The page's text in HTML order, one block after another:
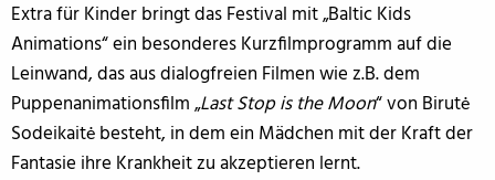
Extra für Kinder bringt das Festival mit „Baltic Kids
Animations“ ein besonderes Kurzfilmprogramm auf die
Leinwand, das aus dialogfreien Filmen wie z.B. dem
Puppenanimationsfilm „Last Stop is the Moon“ von Birutė
Sodeikaitė besteht, in dem ein Mädchen mit der Kraft der
Fantasie ihre Krankheit zu akzeptieren lernt.